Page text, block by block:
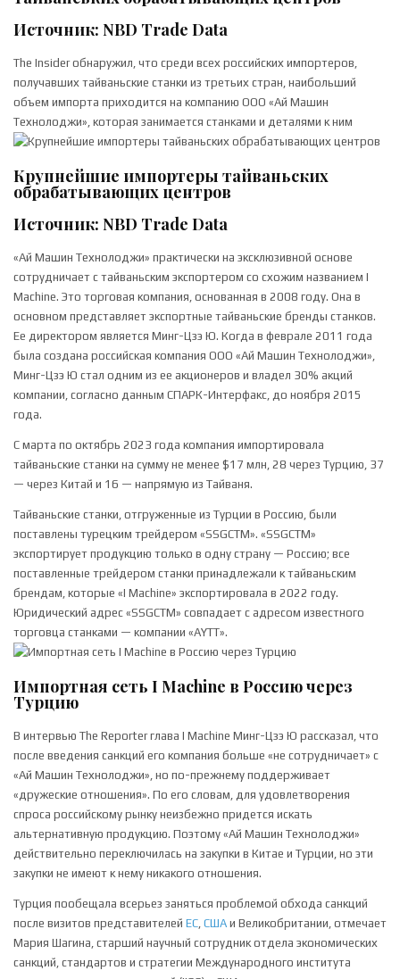
Источник: NBD Trade Data
The Insider обнаружил, что среди всех российских импортеров,
получавших тайваньские станки из третьих стран, наибольший
объем импорта приходится на компанию ООО «Ай Машин
Технолоджи», которая занимается станками и деталями к ним
Крупнейшие импортеры тайваньских
обрабатывающих центров
Источник: NBD Trade Data
«Ай Машин Технолоджи» практически на эксклюзивной основе
сотрудничает с тайваньским экспортером со схожим названием I
Machine. Это торговая компания, основанная в 2008 году. Она в
основном представляет экспортные тайваньские бренды станков.
Ее директором является Минг-Цзэ Ю. Когда в феврале 2011 года
была создана российская компания ООО «Ай Машин Технолоджи»,
Минг-Цзэ Ю стал одним из ее акционеров и владел 30% акций
компании, согласно данным СПАРК-Интерфакс, до ноября 2015
года.
С марта по октябрь 2023 года компания импортировала
тайваньские станки на сумму не менее $17 млн, 28 через Турцию, 37
— через Китай и 16 — напрямую из Тайваня.
Тайваньские станки, отгруженные из Турции в Россию, были
поставлены турецким трейдером «SSGCTM». «SSGCTM»
экспортирует продукцию только в одну страну — Россию; все
поставленные трейдером станки принадлежали к тайваньским
брендам, которые «I Machine» экспортировала в 2022 году.
Юридический адрес «SSGCTM» совпадает с адресом известного
торговца станками — компании «AYTT».
Импортная сеть I Machine в Россию через
Турцию
В интервью The Reporter глава I Machine Минг-Цзэ Ю рассказал, что
после введения санкций его компания больше «не сотрудничает» с
«Ай Машин Технолоджи», но по-прежнему поддерживает
«дружеские отношения». По его словам, для удовлетворения
спроса российскому рынку неизбежно придется искать
альтернативную продукцию. Поэтому «Ай Машин Технолоджи»
действительно переключилась на закупки в Китае и Турции, но эти
закупки не имеют к нему никакого отношения.
Турция пообещала всерьез заняться проблемой обхода санкций
после визитов представителей ЕС, США и Великобритании, отмечает
Мария Шагина, старший научный сотрудник отдела экономических
санкций, стандартов и стратегии Международного института